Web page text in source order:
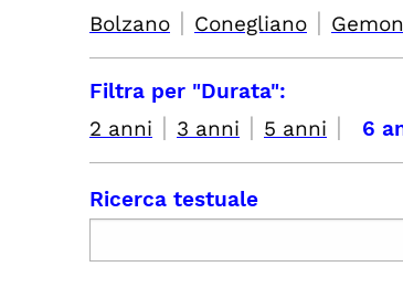
Bolzano | Conegliano |
Filtra per "Durata":
2 anni | 3 anni | 5 anni | 6
Ricerca testuale